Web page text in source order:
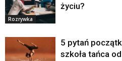
Rozrywka
życiu?
5 pytań
szkoła tańca